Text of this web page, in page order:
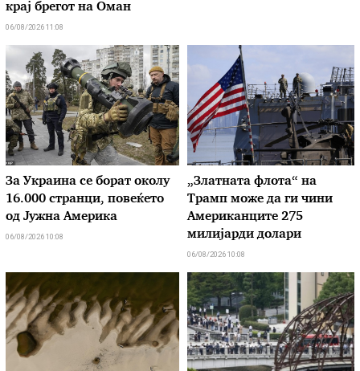
крај брегот на Оман
06/08/2026 11:08
За Украина се борат околу
16.000 странци, повеќето
од Јужна Америка
06/08/2026 10:08
„Златната флота“ на
Трамп може да ги чини
Американците 275
милијарди долари
06/08/2026 10:08